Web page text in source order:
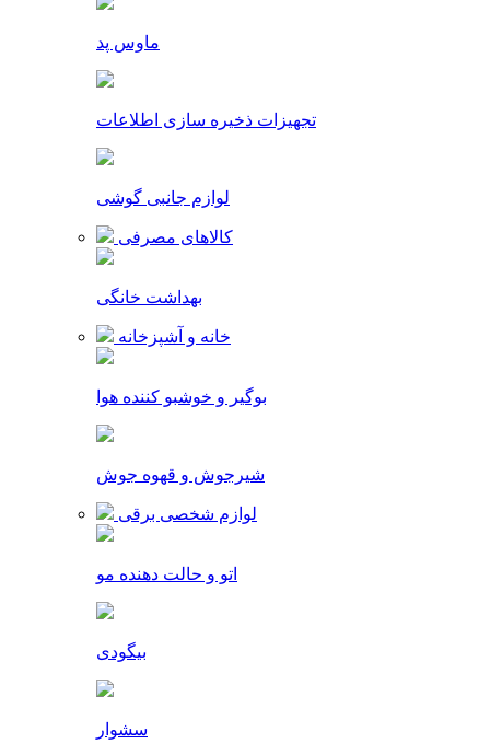
ماوس پد
تجهیزات ذخیره سازی اطلاعات
لوازم جانبی گوشی
کالاهای مصرفی
بهداشت خانگی
خانه و آشپزخانه
بوگیر و خوشبو کننده هوا
شیرجوش و قهوه جوش
لوازم شخصی برقی
اتو و حالت دهنده مو
بیگودی
سشوار